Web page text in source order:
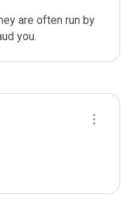
are often run by
you.